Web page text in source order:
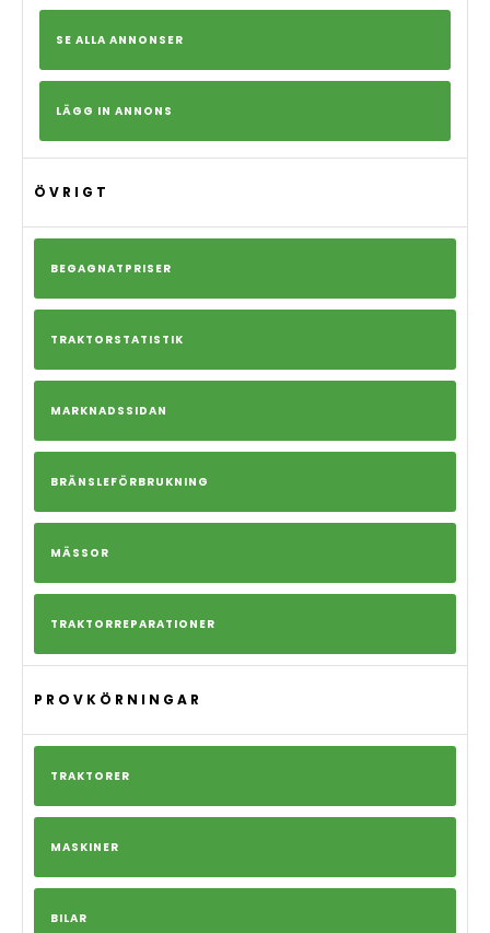
SE ALLA ANNONSER
LÄGG IN ANNONS
ÖVRIGT
BEGAGNATPRISER
TRAKTORSTATISTIK
MARKNADSSIDAN
BRÄNSLEFÖRBRUKNING
MÄSSOR
TRAKTORREPARATIONER
PROVKÖRNINGAR
TRAKTORER
MASKINER
BILAR